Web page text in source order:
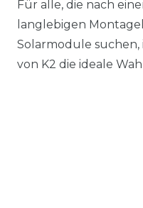
Für alle, die nach
langlebigen
Solarmodule suchen,
von K2 die ideale